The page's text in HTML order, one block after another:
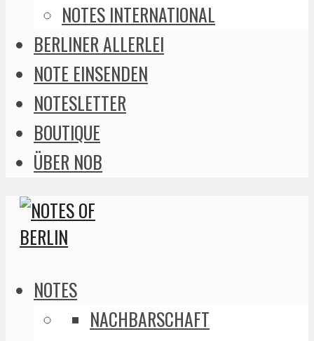
NOTES INTERNATIONAL
BERLINER ALLERLEI
NOTE EINSENDEN
NOTESLETTER
BOUTIQUE
ÜBER NOB
NOTES
NACHBARSCHAFT